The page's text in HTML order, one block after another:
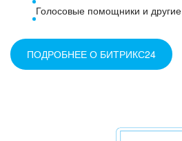
Голосовые помощники и другие
ПОДРОБНЕЕ О БИТРИКС24